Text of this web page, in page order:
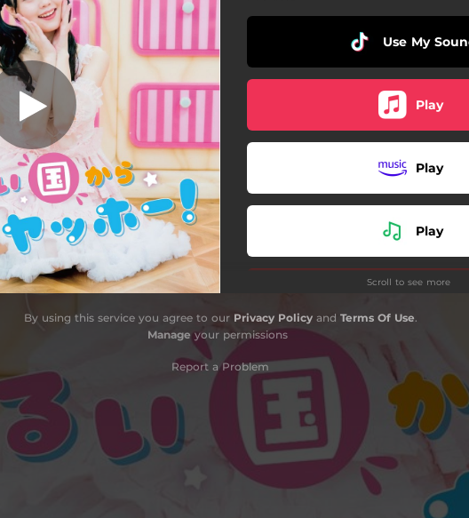
あかるい国からヤッホー！
Use My
Play
Play
Play
Play
Download
Scroll to see more
By using this service you agree to our Privacy Policyand Terms Of Use.
Manageyour permissions
Report a Problem